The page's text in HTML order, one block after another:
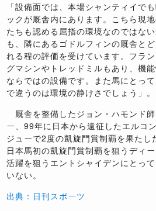
「設備面では、本場シャンティイで
ックが厩舎内にあります。こちら現
たちも認める屈指の環境なのではな
も、隣にあるゴドルフィンの厩舎と
れる程の評価を受けています。フラ
グマシンやトレッドミルもあり、機
ならではの設備です。また馬にとっ
で違うのは環境の静けさでしょう」。
厩舎を整備したジョン・ハモンド
ー、99年に日本から遠征したエルコ
ジューで2度の凱旋門賞制覇を果たし
日本馬初の凱旋門賞制覇を狙うディ
活躍を狙うエントシャイデンにとっ
いない。
出典：日刊スポーツ